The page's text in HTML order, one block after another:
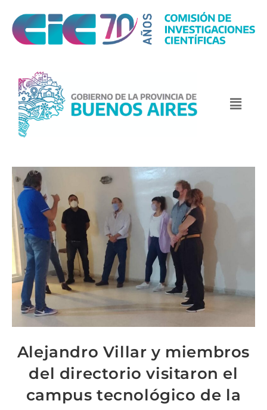
Alejandro Villar y miembros
del directorio visitaron el
campus tecnológico de la